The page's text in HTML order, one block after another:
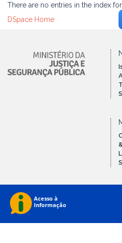
There are no entries in the index for
DSpace Home